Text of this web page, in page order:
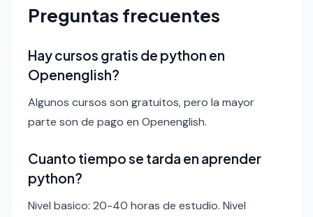
Preguntas frecuentes
Hay cursos gratis de python en
Openenglish?
Algunos cursos son gratuitos, pero la mayor
parte son de pago en Openenglish.
Cuanto tiempo se tarda en aprender
python?
Nivel basico: 20-40 horas de estudio. Nivel